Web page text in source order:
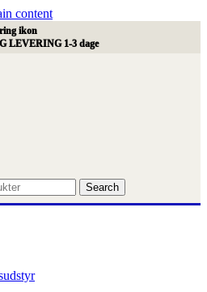
content
LEVERING 1-3 dage
Search